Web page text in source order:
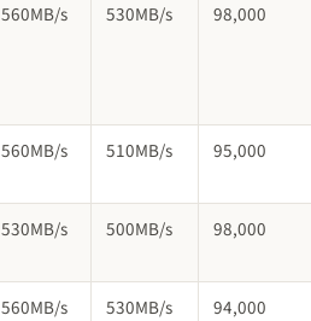
560MB/s 530MB/s 98,000
560MB/s 510MB/s 95,000
530MB/s 500MB/s 98,000
560MB/s 530MB/s 94,000